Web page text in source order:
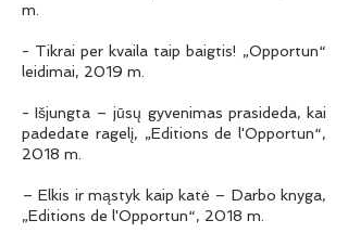
m.
- Tikrai per kvaila taip baigtis! „Opportun“
leidimai, 2019 m.
- Išjungta – jūsų gyvenimas prasideda, kai
padedate ragelį, „Editions de l'Opportun“,
2018 m.
– Elkis ir mąstyk kaip katė – Darbo knyga,
„Editions de l'Opportun“, 2018 m.